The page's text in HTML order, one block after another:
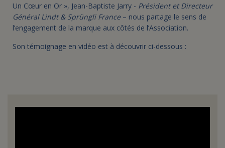
Un Cœur en Or », Jean-Baptiste Jarry - Président et Directeur
Général Lindt & Sprüngli France– nous partage le sens de
l’engagement de la marque aux côtés de l’Association.
Son témoignage en vidéo est à découvrir ci-dessous :